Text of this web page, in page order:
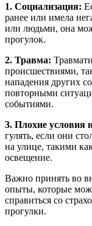
1. Социализация:
ранее или имела
или людьми, она
прогулок.
2. Травма:
происшествиями,
нападения других
повторными
событиями.
3. Плохие условия
гулять, если они
на улице, такими
освещение.
Важно принять во
опыты, которые
справиться со
прогулки.